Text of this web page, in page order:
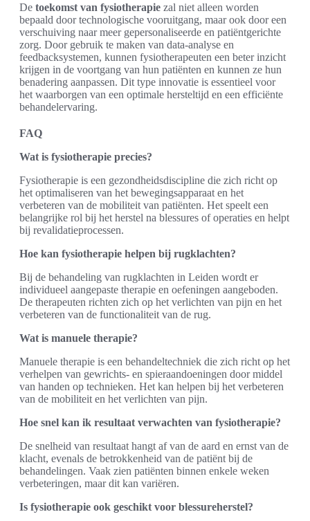
De toekomst van fysiotherapie zal niet alleen worden
bepaald door technologische vooruitgang, maar ook door een
verschuiving naar meer gepersonaliseerde en patiëntgerichte
zorg. Door gebruik te maken van data-analyse en
feedbacksystemen, kunnen fysiotherapeuten een beter inzicht
krijgen in de voortgang van hun patiënten en kunnen ze hun
benadering aanpassen. Dit type innovatie is essentieel voor
het waarborgen van een optimale hersteltijd en een efficiënte
behandelervaring.
FAQ
Wat is fysiotherapie precies?
Fysiotherapie is een gezondheidsdiscipline die zich richt op
het optimaliseren van het bewegingsapparaat en het
verbeteren van de mobiliteit van patiënten. Het speelt een
belangrijke rol bij het herstel na blessures of operaties en helpt
bij revalidatieprocessen.
Hoe kan fysiotherapie helpen bij rugklachten?
Bij de behandeling van rugklachten in Leiden wordt er
individueel aangepaste therapie en oefeningen aangeboden.
De therapeuten richten zich op het verlichten van pijn en het
verbeteren van de functionaliteit van de rug.
Wat is manuele therapie?
Manuele therapie is een behandeltechniek die zich richt op het
verhelpen van gewrichts- en spieraandoeningen door middel
van handen op technieken. Het kan helpen bij het verbeteren
van de mobiliteit en het verlichten van pijn.
Hoe snel kan ik resultaat verwachten van fysiotherapie?
De snelheid van resultaat hangt af van de aard en ernst van de
klacht, evenals de betrokkenheid van de patiënt bij de
behandelingen. Vaak zien patiënten binnen enkele weken
verbeteringen, maar dit kan variëren.
Is fysiotherapie ook geschikt voor blessureherstel?